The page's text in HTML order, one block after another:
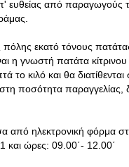
ευθείας από παραγωγούς
εκατό τόνους πατάτας
η γνωστή πατάτα
το κιλό και θα
ποσότητα παραγγελίας,
από ηλεκτρονική φόρμα
και ώρες: 09.00΄- 12.00΄